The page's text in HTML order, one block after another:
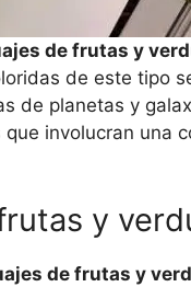
de frutas y
de este tipo
de planetas y
involucran una
y
de frutas y